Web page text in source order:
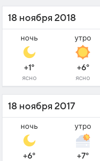
18 ноября 2018
ночь
+1°
ясно
утро
+6°
ясно
18 ноября 2017
ночь
+6°
утро
+7°